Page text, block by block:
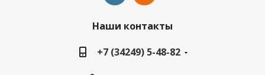
Наши контакты
+7 (34249) 5-48-82